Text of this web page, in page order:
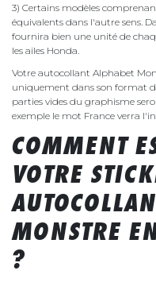
3) Certains modèles
équivalents dans l'autre sens.
fournira bien une unité de
les ailes Honda.
Votre autocollant Alphabet
uniquement dans son format
parties vides du graphisme
exemple le mot France verra
COMMENT
VOTRE
MONSTRE
?